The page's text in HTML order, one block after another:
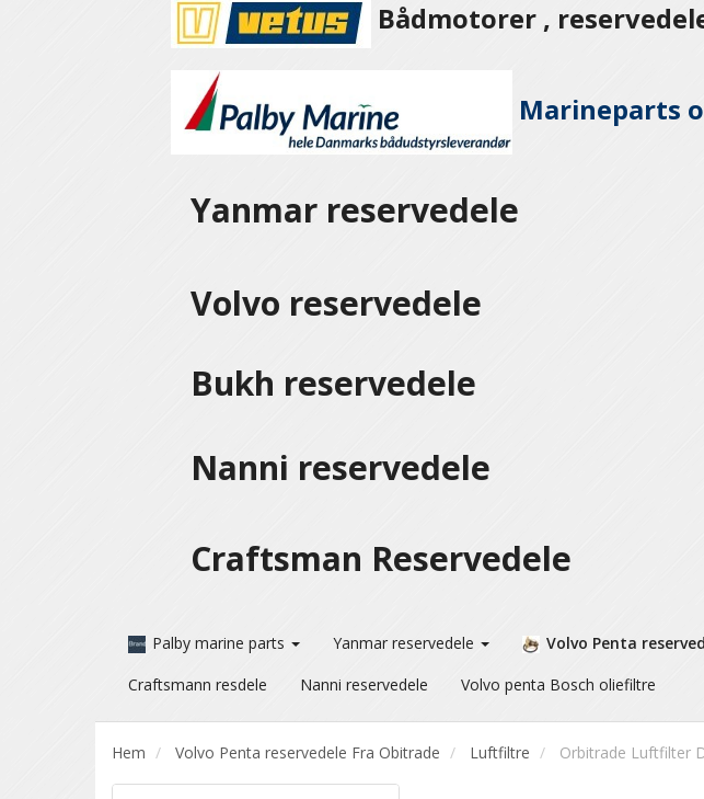
Bådmotorer ,
Marineparts
Yanmar reservedele
Volvo reservedele
Bukh reservedele
Nanni reservedele
Craftsman Reservedele
Palby marine parts Yanmar reservedele Volvo Penta
Craftsmann resdele
Nanni reservedele Volvo penta Bosch oliefiltre
Hem Volvo Penta reservedele Fra Obitrade Luftfiltre Orbitrade Luftfilter